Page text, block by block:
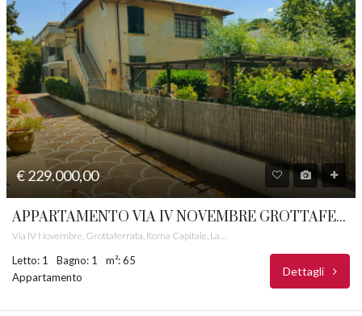
€ 229.000,00
APPARTAMENTO VIA IV NOVEMBRE GROTTAFERRATA CASTELLI ROMANI RIF. 18
Via IV Novembre, Grottaferrata, Roma Capitale, Lazio, 00046, Italia
Letto: 1 Bagno: 1
m²: 65
Appartamento
Dettagli